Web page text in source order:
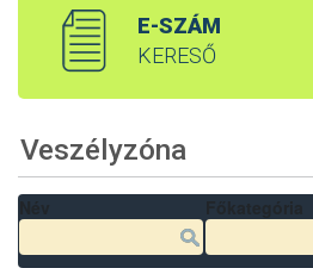
E-SZÁM
KERESŐ
Veszélyzóna